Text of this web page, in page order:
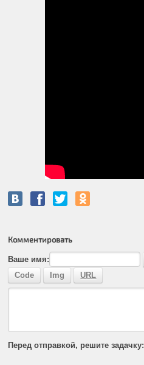
Комментировать
Ваше имя:
Перед отправкой, решите задачку: